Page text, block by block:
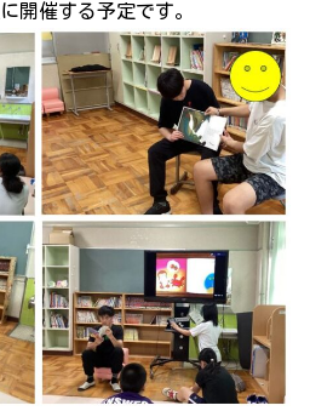
開催する予定です。